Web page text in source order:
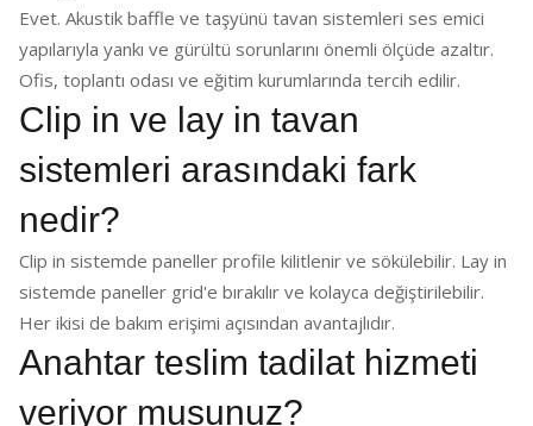
Evet. Akustik baffle ve taşyünü tavan sistemleri ses emici
yapılarıyla yankı ve gürültü sorunlarını önemli ölçüde azaltır.
Ofis, toplantı odası ve eğitim kurumlarında tercih edilir.
Clip in ve lay in tavan
sistemleri arasındaki fark
nedir?
Clip in sistemde paneller profile kilitlenir ve sökülebilir. Lay in
sistemde paneller grid'e bırakılır ve kolayca değiştirilebilir.
Her ikisi de bakım erişimi açısından avantajlıdır.
Anahtar teslim tadilat hizmeti
veriyor musunuz?